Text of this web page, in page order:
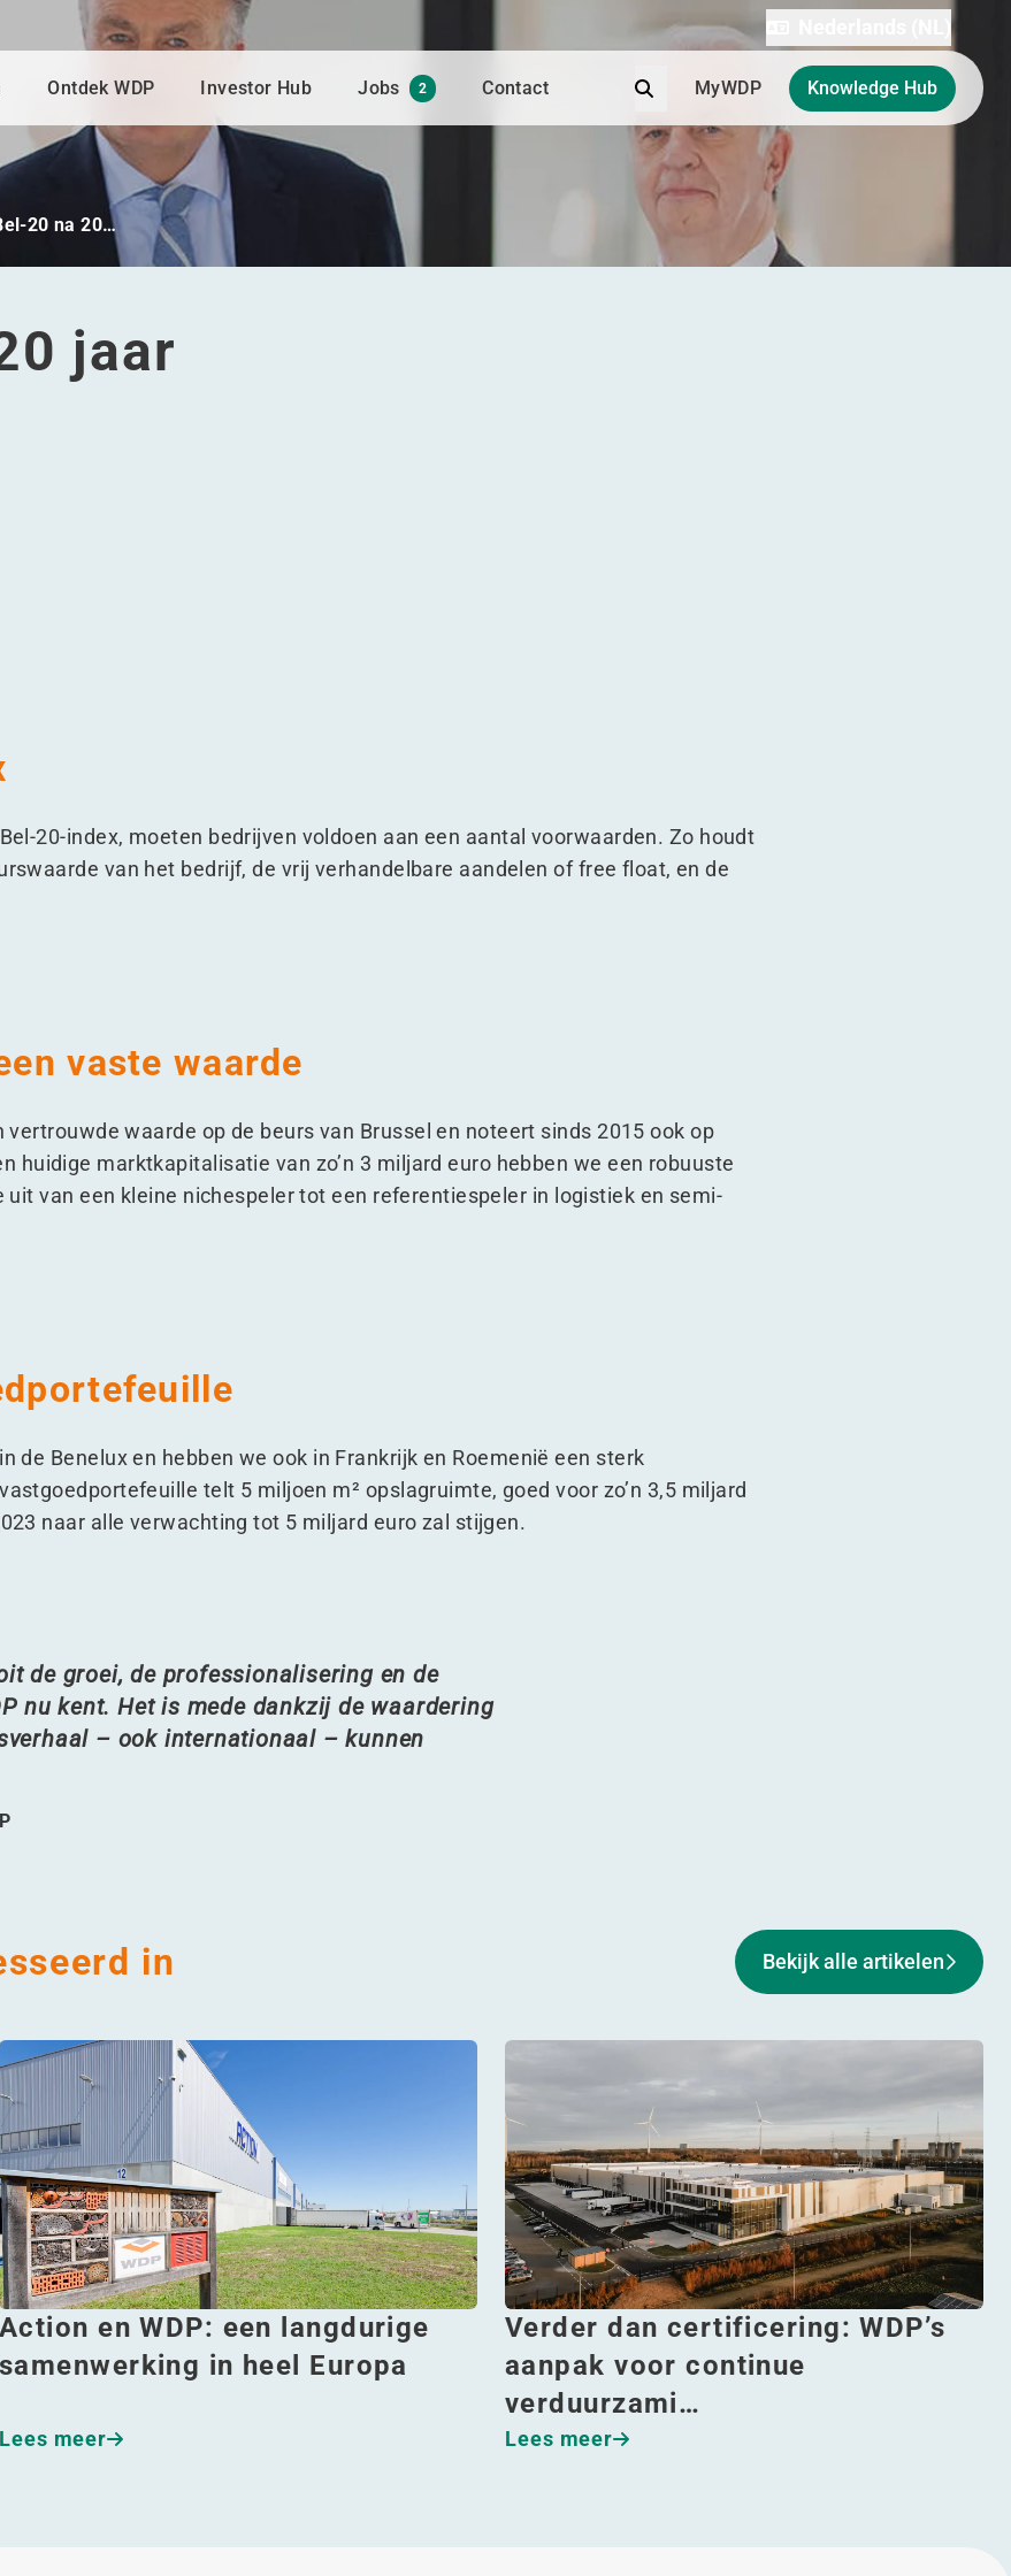
Ontdek WDP Investor Hub Jobs 2 Contact ZoekMyWDP Knowledge Hub
20 na 20…
jaar
20-index, moeten bedrijven voldoen aan een aantal voorwaarden. Zo houdt
van het bedrijf, de vrij verhandelbare aandelen of free float, en de
vaste waarde
waarde op de beurs van Brussel en noteert sinds 2015 ook op
huidige marktkapitalisatie van zo’n 3 miljard euro hebben we een robuuste
uit van een kleine nichespeler tot een referentiespeler in logistiek en semi-
de Benelux en hebben we ook in Frankrijk en Roemenië een sterk
telt 5 miljoen m² opslagruimte, goed voor zo’n 3,5 miljard
naar alle verwachting tot 5 miljard euro zal stijgen.
de groei, de professionalisering en de
nu kent. Het is mede dankzij de waardering
– ook internationaal – kunnen
in Bekijk alle artikelen
Action en WDP: een langdurige
samenwerking in heel Europa
Lees meer
Verder dan certificering: WDP’s
aanpak voor continue
verduurzami…
Lees meer